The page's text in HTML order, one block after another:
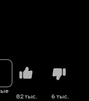
82 тыс. 6 тыс.